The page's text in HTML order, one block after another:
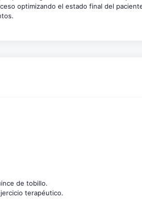
optimizando el estado final del
de tobillo.
terapéutico.